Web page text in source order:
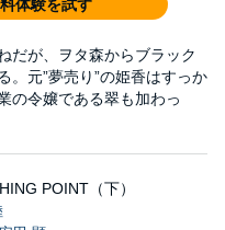
体験を試す
だが、ヲタ森からブラック
。元”夢売り”の姫香はすっか
の令嬢である翠も加わっ
POINT（下）